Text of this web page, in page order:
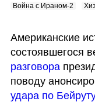
Война с Ираном-2
Американские
состоявшегося
разговора
удара по Бейруту